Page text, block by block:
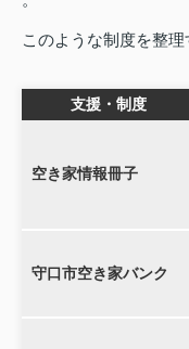
このような制度を整理
支援・制度
空き家情報冊子
守口市空き家バンク